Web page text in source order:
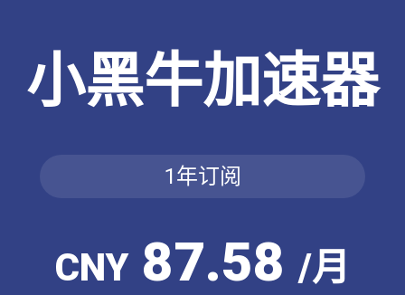
小黑牛加速器
1年订阅
CNY87.58 /月